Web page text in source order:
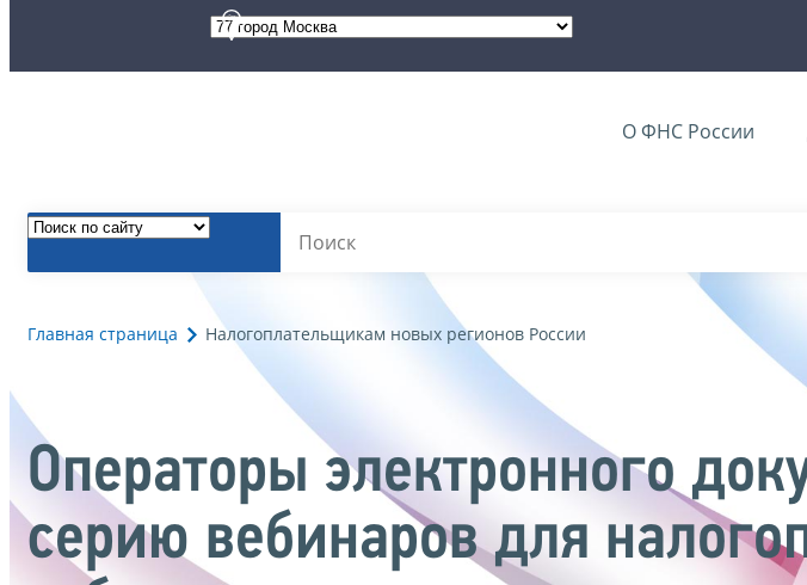
О ФНС России
Главная страница Налогоплательщикам новых регионов России
Операторы электронного
серию вебинаров для